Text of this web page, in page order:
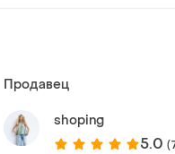
Продавец
shoping
5.0